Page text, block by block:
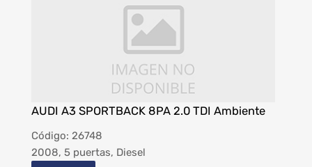
AUDI A3 SPORTBACK 8PA 2.0 TDI Ambiente
Código: 26748
2008, 5 puertas, Diesel